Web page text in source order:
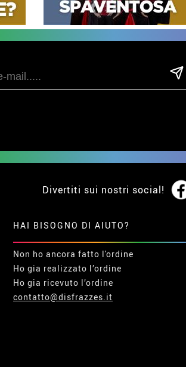
Divertiti sui nostri social!
HAI BISOGNO DI AIUTO?
Non ho ancora fatto l'ordine
Ho gia realizzato l’ordine
Ho gia ricevuto l’ordine
contatto@disfrazzes.it